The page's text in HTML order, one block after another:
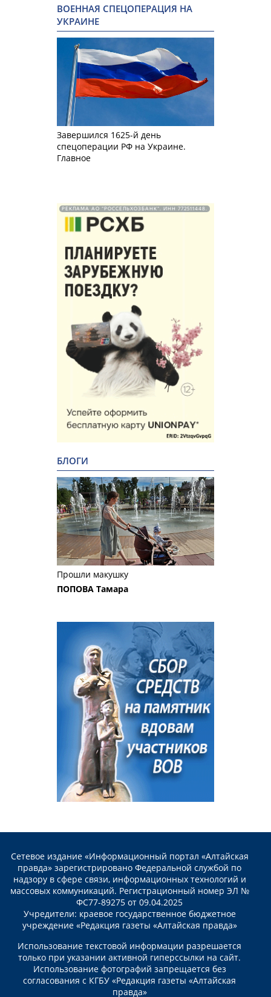
ВОЕННАЯ СПЕЦОПЕРАЦИЯ НА
УКРАИНЕ
Завершился 1625-й день
спецоперации РФ на Украине.
Главное
РЕКЛАМА АО "РОССЕЛЬХОЗБАНК". ИНН 772511448.
БЛОГИ
Прошли макушку
ПОПОВА Тамара
Сетевое издание «Информационный портал «Алтайская
правда» зарегистрировано Федеральной службой по
надзору в сфере связи, информационных технологий и
массовых коммуникаций. Регистрационный номер ЭЛ №
ФС77-89275 от 09.04.2025
Учредители: краевое государственное бюджетное
учреждение «Редакция газеты «Алтайская правда»
Использование текстовой информации разрешается
только при указании активной гиперссылки на сайт.
Использование фотографий запрещается без
согласования с КГБУ «Редакция газеты «Алтайская
правда»